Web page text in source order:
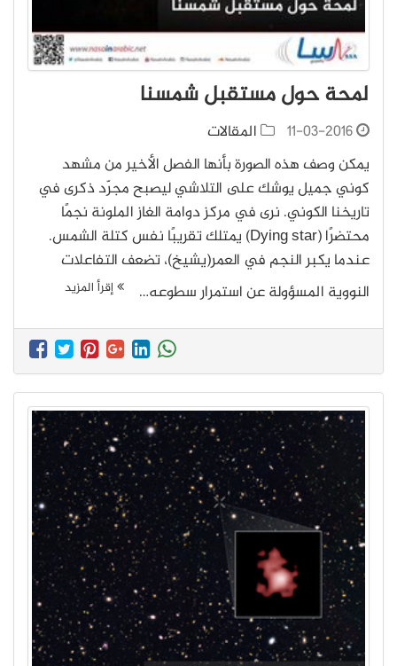
لمحة حول مستقبل شمسنا
11-03-2016
المقالات
يمكن وصف هذه الصورة بأنها الفصل الأخير من مشهد
كوني جميل يوشك على التلاشي ليصبح مجرّد ذكرى في
تاريخنا الكوني. نرى في مركز دوامة الغاز الملونة نجمًا
محتضرًا (Dying star) يمتلك تقريبًا نفس كتلة الشمس.
عندما يكبر النجم في العمر(يشيخ)، تضعف التفاعلات
النووية المسؤولة عن استمرار سطوعه…
إقرأ المزيد